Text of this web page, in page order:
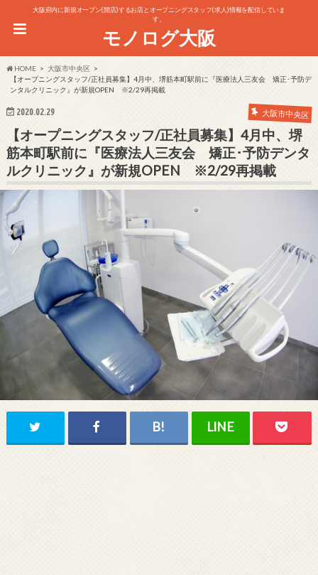
大阪府内に新規オープン(開店)するお店とオープニングスタッフ(求人)情報を配信していま
す。
モノログ大阪
HOME
大阪市中央区
【オープニングスタッフ/正社員募集】4月中、堺筋本町駅前に『医療法人三友会 矯正･予防デ
ンタルクリニック』が新規OPEN ※2/29再掲載
2020.02.29 大阪市中央区
【オープニングスタッフ/正社員募集】4月中、堺
筋本町駅前に『医療法人三友会 矯正･予防デンタ
ルクリニック』が新規OPEN ※2/29再掲載